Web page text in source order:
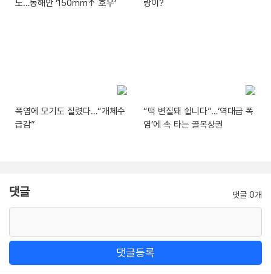
도…동해안 ‘150mm↑ 호우’
랑이?
폭염에 모기도 질렸다…“개체수
급감”
“떡 변질돼 쉽니다”…‘역대급 폭
염’에 속 타는 골목상권
댓글 댓글 0개
댓글등록